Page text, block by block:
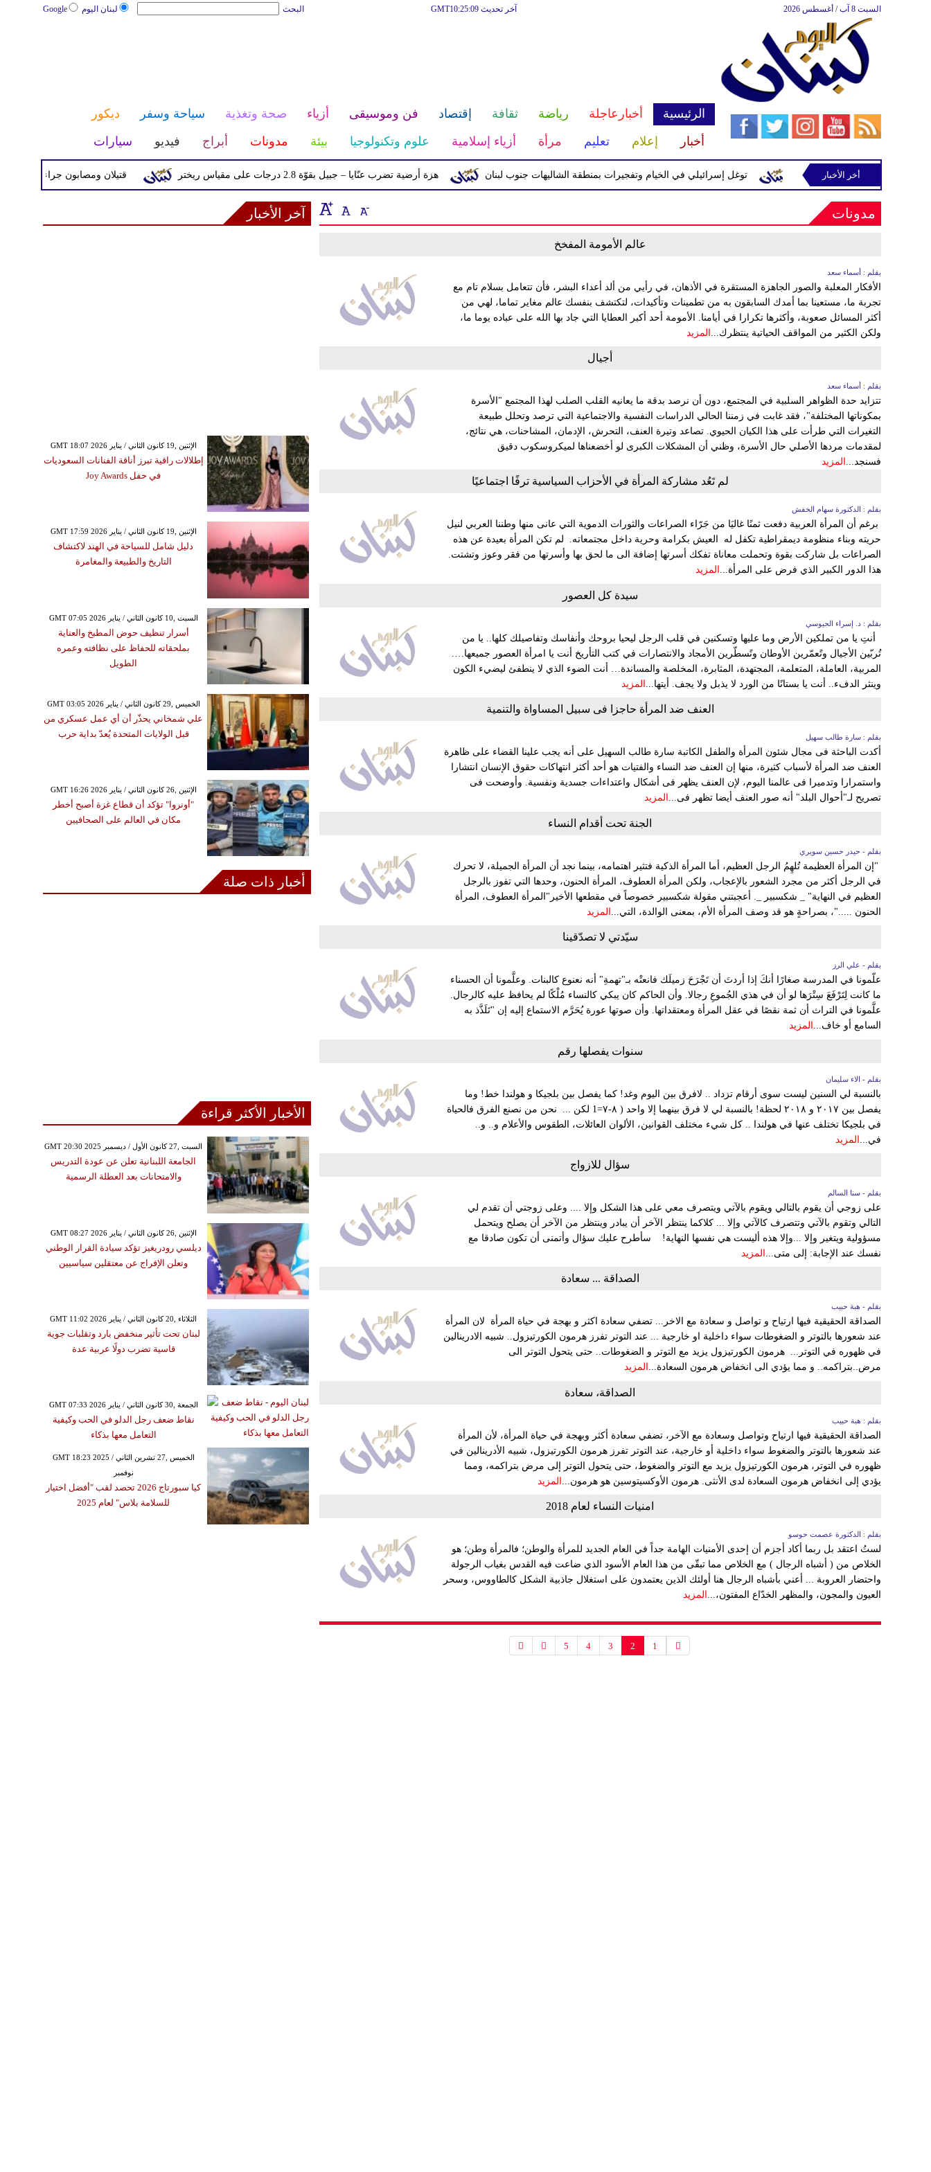
لبنان اليوم Google البحث آخر تحديث GMT10:25:09 السبت 8 آب / أغسطس 2026
الرئيسية أخبارعاجلة رياضة ثقافة إقتصاد فن وموسيقى أزياء صحة وتغذية سياحة وسفر
ديكور
أخبار
إعلام تعليم مرأة أزياء إسلامية علوم وتكنولوجيا بيئة مدونات أبراج فيديو سيارات
قتيلان ومصابون جراء 14 غارة إسرائيلية على شرق وجنوب لبنان هزة أرضية تضرب عنّايا – جبيل بقوّة 2.8 درجات على مقياس ريختر توغل إسرائيلي في الخيام وتفجيرات بمنطقة الشاليهات جنوب لبنان إسرائيلية في رب ثلاثين
أخر الأخبار
مدونات
عالم الأمومة المفخخ
بقلم : أسماء سعد
الأفكار المعلبة والصور الجاهزة المستقرة في الأذهان، في رأيي من ألد أعداء البشر، فأن تتعامل بسلام تام مع
تجربة ما، مستعينا بما أمدك السابقون به من تطمينات وتأكيدات، لتكتشف بنفسك عالم مغاير تماما، لهي من
أكثر المسائل صعوبة، وأكثرها تكرارا في أيامنا. الأمومة أحد أكبر العطايا التي جاد بها الله على عباده يوما ما،
ولكن الكثير من المواقف الحياتية ينتظرك... المزيد
أجيال
بقلم : أسماء سعد
تتزايد حدة الظواهر السلبية في المجتمع، دون أن نرصد بدقة ما يعانيه القلب الصلب لهذا المجتمع "الأسرة
بمكوناتها المختلفة"، فقد غابت في زمننا الحالي الدراسات النفسية والاجتماعية التي ترصد وتحلل طبيعة
التغيرات التي طرأت على هذا الكيان الحيوي. تصاعد وتيرة العنف، التحرش، الإدمان، المشاحنات، هي نتائج،
لمقدمات مردها الأصلي حال الأسرة، وظني أن المشكلات الكبرى لو أخضعناها لميكروسكوب دقيق
فسنجد... المزيد
لم تَعُد مشاركة المرأة في الأحزاب السياسية ترفًا اجتماعيًا
بقلم : الدكتورة سهام الخفش
برغم أن المرأة العربية دفعت ثمنًا غاليَا من جَرّاء الصراعات والثورات الدموية التي عانى منها وطننا العربي لنيل
حريته وبناء منظومة ديمقراطية تكفل له العيش بكرامة وحرية داخل مجتمعاته. لم تكن المرأة بعيدة عن هذه
الصراعات بل شاركت بقوة وتحملت معاناة تفكك أسرتها إضافة الى ما لحق بها وأسرتها من فقر وعوز وتشتت.
هذا الدور الكبير الذي فرض على المرأة... المزيد
سيدة كل العصور
بقلم : د. إسراء الجيوسي
أنتِ يا من تملكين الأرض وما عليها وتسكنين في قلب الرجل ليحيا بروحك وأنفاسك وتفاصيلك كلها.. يا من
تُربّين الأجيال وتًعمّرين الأوطان وتًسطّرين الأمجاد والانتصارات في كتب التأريخ أنت يا امرأة العصور جميعها….
المربية، العاملة، المتعلمة، المجتهدة، المثابرة، المخلصة والمساندة… أنت الضوء الذي لا ينطفئ ليضيء الكون
وينثر الدفء.. أنت يا بستانًا من الورد لا يذبل ولا يجف. أيتها...
المزيد
العنف ضد المرأة حاجزا فى سبيل المساواة والتنمية
بقلم : سارة طالب سهيل
أكدت الباحثة فى مجال شئون المرأة والطفل الكاتبة سارة طالب السهيل على أنه يجب علينا القضاء على ظاهرة
العنف ضد المرأة لأسباب كثيرة، منها إن العنف ضد النساء والفتيات هو أحد أكثر انتهاكات حقوق الإنسان انتشارا
واستمرارا وتدميرا فى عالمنا اليوم، لإن العنف يظهر فى أشكال واعتداءات جسدية ونفسية. وأوضحت فى
تصريح لـ"أحوال البلد" أنه صور العنف أيضا تظهر فى... المزيد
الجنة تحت أقدام النساء
بقلم - حيدر حسين سويري
"إن المرأة العظيمة تُلهِمُ الرجل العظيم، أما المرأة الذكية فتثير اهتمامه، بينما نجد أن المرأة الجميلة، لا تحرك
في الرجل أكثر من مجرد الشعور بالإعجاب، ولكن المرأة العطوف، المرأة الحنون، وحدها التي تفوز بالرجل
العظيم في النهاية" _ شكسبير _. أعجبتني مقولة شكسبير خصوصاً في مقطعها الأخير"المرأة العطوف، المرأة
الحنون ....."، بصراحةٍ هو قد وصف المرأة الأم، بمعنى الوالدة، التي... المزيد
سيّدتي لا تصدّقينا
بقلم - علي الرز
علّمونا في المدرسة صغارًا أنكَ إذا أردتَ أن تَجْرَحَ زميلَك فانعتْه بـ"تهمةِ" أنه نعنوع كالبنات. وعلَّمونا أن الحسناء
ما كانت لِتَرْفَعَ سِتْرَها لو أن في هذي الجُموعِ رجالا. وأن الحاكم كان يبكي كالنساء مُلْكًا لم يحافظ عليه كالرجال.
علَّمونا في التراث أن ثمة نقصًا في عقل المرأة ومعتقداتها. وأن صوتها عورة يُحَرَّم الاستماع إليه إن "تَلَذَّذ به
السامع أو خاف... المزيد
سنوات يفصلها رقم
بقلم - الاء سليمان
بالنسبة لي السنين ليست سوى أرقام تزداد .. لافرق بين اليوم وغد! كما يفصل بين بلجيكا و هولندا خط! وما
يفصل بين ٢٠١٧ و ٢٠١٨ لحظة! بالنسبة لي لا فرق بينهما إلا واحد ( ٨-٧=1 لكن ... نحن من نصنع الفرق فالحياة
في بلجيكا تختلف عنها في هولندا .. كل شيء مختلف القوانين، الألوان العائلات، الطقوس والأعلام و.. و..
في... المزيد
سؤال للازواج
بقلم - سنا السالم
على زوجي أن يقوم بالتالي ويقوم بالآتي ويتصرف معي على هذا الشكل وإلا .... وعلى زوجتي أن تقدم لي
التالي وتقوم بالآتي وتتصرف كالآتي وإلا ... كلاكما ينتظر الآخر أن يبادر وينتظر من الآخر أن يصلح ويتحمل
مسؤولية ويتغير وإلا ...وإلا هذه أليست هي نفسها النهاية! سأطرح عليك سؤال وأتمنى أن تكون صادقا مع
نفسك عند الإجابة: إلى متى...
المزيد
الصداقة ... سعادة
بقلم - هبة حبيب
الصداقة الحقيقية فيها ارتياح و تواصل و سعادة مع الاخر... تضفي سعادة اكثر و بهجة في حياة المرأة لان المرأة
عند شعورها بالتوتر و الضغوطات سواء داخلية او خارجية ... عند التوتر تفرز هرمون الكورتيزول.. شبيه الادرينالين
في ظهوره في التوتر... هرمون الكورتيزول يزيد مع التوتر و الضغوطات.. حتى يتحول التوتر الى
مرض..بتراكمه.. و مما يؤدي الى انخفاض هرمون السعادة... المزيد
الصداقة، سعادة
بقلم : هبة حبيب
الصداقة الحقيقية فيها ارتياح وتواصل وسعادة مع الآخر، تضفي سعادة أكثر وبهجة في حياة المرأة، لأن المرأة
عند شعورها بالتوتر والضغوط سواء داخلية أو خارجية، عند التوتر تفرز هرمون الكورتيزول، شبيه الأدرينالين في
ظهوره في التوتر، هرمون الكورتيزول يزيد مع التوتر والضغوط، حتى يتحول التوتر إلى مرض بتراكمه، ومما
يؤدي إلى انخفاض هرمون السعادة لدى الأنثى. هرمون الأوكسيتوسين هو هرمون...
المزيد
امنيات النساء لعام 2018
بقلم : الدكتورة عصمت حوسو
لستُ اعتقد بل ربما أكاد أجزم أن إحدى الأمنيات الهامة جداً في العام الجديد للمرأة والوطن؛ فالمرأة وطن؛ هو
الخلاص من ( أشباه الرجال ) مع الخلاص مما تبقّى من هذا العام الأسود الذي ضاعت فيه القدس بغياب الرجولة
واحتضار العروبة ... أعني بأشباه الرجال هنا أولئك الذين يعتمدون على استغلال جاذبية الشكل كالطاووس، وسحر
العيون والمجون، والمظهر الخدّاع المفتون،... المزيد
1
2
3
4
5
آخر الأخبار
GMT 18:07 2026 الإثنين ,19 كانون الثاني / يناير
إطلالات راقية تبرز أناقة الفنانات السعوديات
في حفل Joy Awards
GMT 17:59 2026 الإثنين ,19 كانون الثاني / يناير
دليل شامل للسياحة في الهند لاكتشاف
التاريخ والطبيعة والمغامرة
GMT 07:05 2026 السبت ,10 كانون الثاني / يناير
أسرار تنظيف حوض المطبخ والعناية
بملحقاته للحفاظ على نظافته وعمره
الطويل
GMT 03:05 2026 الخميس ,29 كانون الثاني / يناير
علي شمخاني يحذّر أن أي عمل عسكري من
قبل الولايات المتحدة يُعدّ بداية حرب
GMT 16:26 2026 الإثنين ,26 كانون الثاني / يناير
"أونروا" تؤكد أن قطاع غزة أصبح أخطر
مكان في العالم على الصحافيين
أخبار ذات صلة
الأخبار الأكثر قراءة
GMT 20:30 2025 السبت ,27 كانون الأول / ديسمبر
الجامعة اللبنانية تعلن عن عودة التدريس
والامتحانات بعد العطلة الرسمية
GMT 08:27 2026 الإثنين ,26 كانون الثاني / يناير
ديلسي رودريغيز تؤكد سيادة القرار الوطني
وتعلن الإفراج عن معتقلين سياسيين
GMT 11:02 2026 الثلاثاء ,20 كانون الثاني / يناير
لبنان تحت تأثير منخفض بارد وتقلبات جوية
قاسية تضرب دولًا عربية عدة
GMT 07:33 2026 الجمعة ,30 كانون الثاني / يناير
نقاط ضعف رجل الدلو في الحب وكيفية
التعامل معها بذكاء
GMT 18:23 2025 الخميس ,27 تشرين الثاني /
نوفمبر
كيا سبورتاج 2026 تحصد لقب "أفضل اختيار
للسلامة بلاس" لعام 2025